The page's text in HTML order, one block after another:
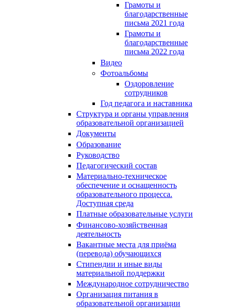
Грамоты и
благодарственные
письма 2021 года
Грамоты и
благодарственные
письма 2022 года
Видео
Фотоальбомы
Оздоровление
сотрудников
Год педагога и наставника
Структура и органы управления
образовательной организацией
Документы
Образование
Руководство
Педагогический состав
Материально-техническое
обеспечение и оснащенность
образовательного процесса.
Доступная среда
Платные образовательные услуги
Финансово-хозяйственная
деятельность
Вакантные места для приёма
(перевода) обучающихся
Стипендии и иные виды
материальной поддержки
Международное сотрудничество
Организация питания в
образовательной организации